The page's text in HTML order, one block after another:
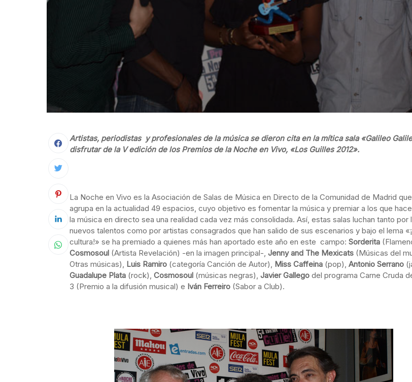
Artistas, periodistas y profesionales de la música se dieron cita en la mítica sala «Galileo
disfrutar de la V edición de los Premios de la Noche en Vivo, «Los Guilles 2012».
La Noche en Vivo es la Asociación de Salas de Música en Directo de la Comunidad de Madrid que
agrupa en la actualidad 49 espacios, cuyo objetivo es fomentar la música y premiar a los que
la música en directo sea una realidad cada vez más consolidada. Así, estas salas luchan tanto por
nuevos talentos como por artistas consagrados que han salido de sus escenarios y bajo el lema
cultura!» se ha premiado a quienes más han aportado este año en este campo: Sorderita
Cosmosoul (Artista Revelación) -en la imagen principal-, Jenny and The Mexicats (Músicas del
Otras músicas), Luis Ramiro (categoría Canción de Autor), Miss Caffeina (pop), Antonio Serrano
Guadalupe Plata (rock), Cosmosoul (músicas negras), Javier Gallego del programa Carne Cruda
3 (Premio a la difusión musical) e Iván Ferreiro (Sabor a Club).